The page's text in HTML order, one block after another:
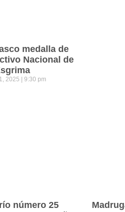
medalla de
Nacional de
2025 9:30 pm
número 25